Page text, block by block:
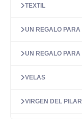
TEXTIL
UN REGALO PARA
UN REGALO PARA
VELAS
VIRGEN DEL PILAR